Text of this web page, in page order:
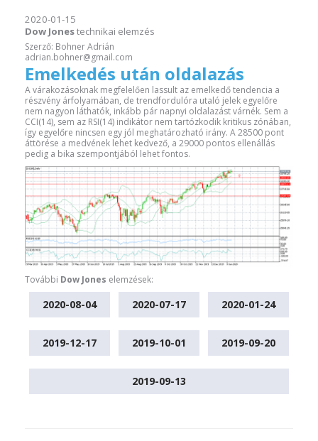
2020-01-15
Dow Jonestechnikai elemzés
Szerző: Bohner Adrián
adrian.bohner@gmail.com
Emelkedés után oldalazás
A várakozásoknak megfelelően lassult az emelkedő tendencia a
részvény árfolyamában, de trendfordulóra utaló jelek egyelőre
nem nagyon láthatók, inkább pár napnyi oldalazást várnék. Sem a
CCI(14), sem az RSI(14) indikátor nem tartózkodik kritikus zónában,
így egyelőre nincsen egy jól meghatározható irány. A 28500 pont
áttörése a medvének lehet kedvező, a 29000 pontos ellenállás
pedig a bika szempontjából lehet fontos.
További Dow Jones elemzések:
2020-08-04 2020-07-17 2020-01-24
2019-12-17 2019-10-01 2019-09-20
2019-09-13